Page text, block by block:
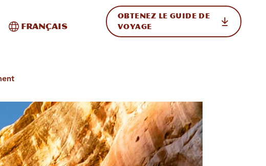
sur le site
Basculer vers l'international
Français
OBTENEZ LE GUIDE DE
VOYAGE